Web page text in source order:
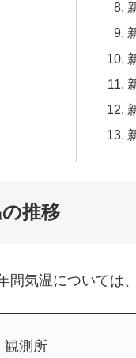
推移
間気温については
観測所